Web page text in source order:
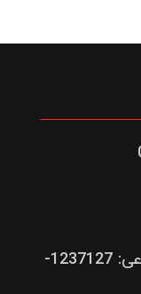
سفارشات و شبکه های اجتماعی: 1237127-